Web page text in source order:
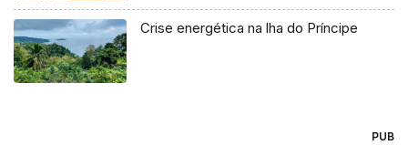
Crise energética na lha do Príncipe
PUB